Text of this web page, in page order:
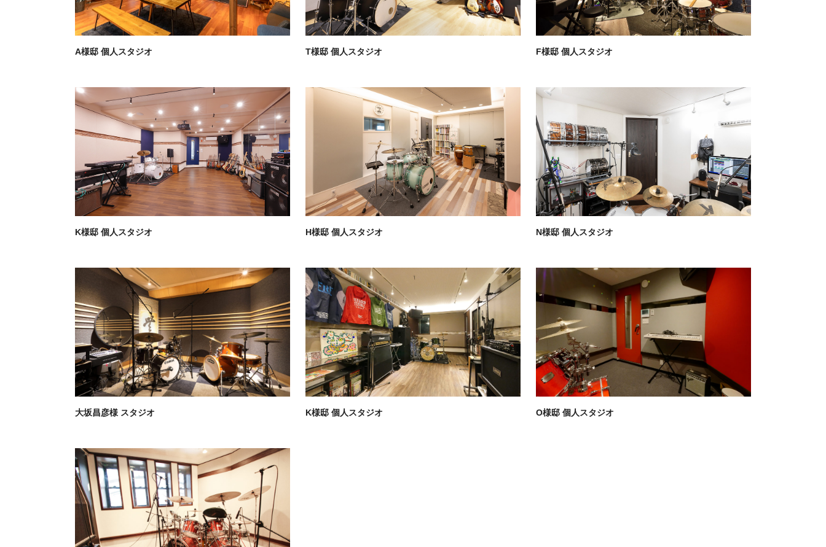
A様邸 個人スタジオ T様邸 個人スタジオ F様邸 個人スタジオ
K様邸 個人スタジオ H様邸 個人スタジオ N様邸 個人スタジオ
大坂昌彦様 スタジオ K様邸 個人スタジオ O様邸 個人スタジオ